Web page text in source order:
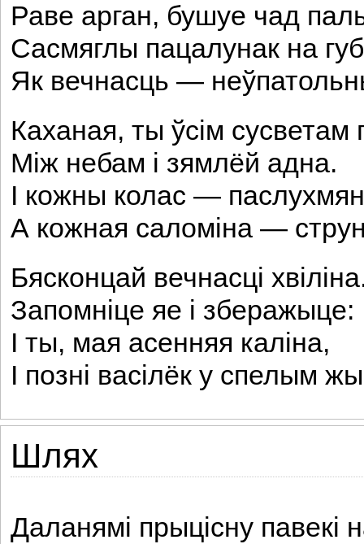
Раве арган, бушуе чад
Сасмяглы пацалунак на
Як вечнасць —
Каханая, ты ўсім сусветам
Між небам і зямлёй адна.
I кожны колас —
А кожная саломіна —
Бясконцай вечнасці
Запомніце яе і зберажыце:
I ты, мая асенняя каліна,
I позні васілёк у спелым
Шлях
Даланямі прыцісну павекі